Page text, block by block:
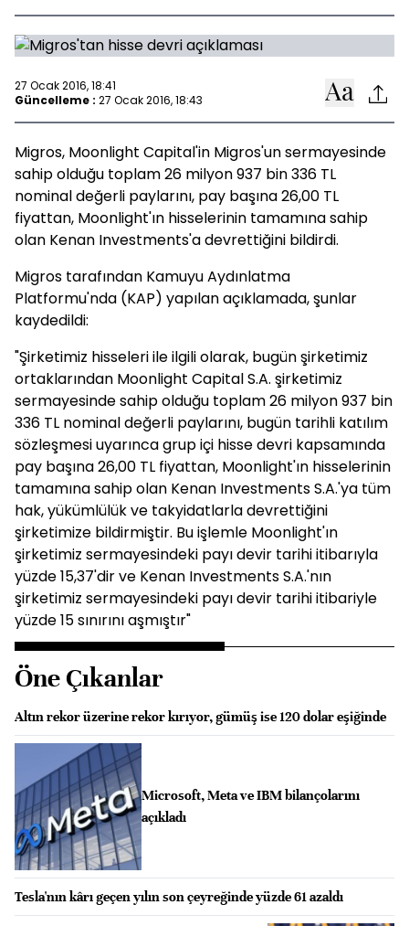
27 Ocak 2016, 18:41
Güncelleme : 27 Ocak 2016, 18:43
Migros, Moonlight Capital'in Migros'un sermayesinde
sahip olduğu toplam 26 milyon 937 bin 336 TL
nominal değerli paylarını, pay başına 26,00 TL
fiyattan, Moonlight'ın hisselerinin tamamına sahip
olan Kenan Investments'a devrettiğini bildirdi.
Migros tarafından Kamuyu Aydınlatma
Platformu'nda (KAP) yapılan açıklamada, şunlar
kaydedildi:
"Şirketimiz hisseleri ile ilgili olarak, bugün şirketimiz
ortaklarından Moonlight Capital S.A. şirketimiz
sermayesinde sahip olduğu toplam 26 milyon 937 bin
336 TL nominal değerli paylarını, bugün tarihli katılım
sözleşmesi uyarınca grup içi hisse devri kapsamında
pay başına 26,00 TL fiyattan, Moonlight'ın hisselerinin
tamamına sahip olan Kenan Investments S.A.'ya tüm
hak, yükümlülük ve takyidatlarla devrettiğini
şirketimize bildirmiştir. Bu işlemle Moonlight'ın
şirketimiz sermayesindeki payı devir tarihi itibarıyla
yüzde 15,37'dir ve Kenan Investments S.A.'nın
şirketimiz sermayesindeki payı devir tarihi itibariyle
yüzde 15 sınırını aşmıştır"
Öne Çıkanlar
Altın rekor üzerine rekor kırıyor, gümüş ise 120 dolar eşiğinde
Microsoft, Meta ve IBM bilançolarını
açıkladı
Tesla'nın kârı geçen yılın son çeyreğinde yüzde 61 azaldı